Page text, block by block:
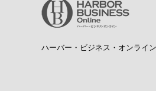
ハーバー・ビジネス・オンライ